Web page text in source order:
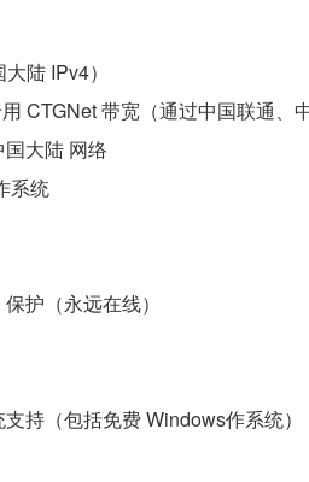
陆 IPv4）
CTGNet 带宽（通过中国联通、
大陆 网络
系统
护（永远在线）
持（包括免费 Windows作系统）